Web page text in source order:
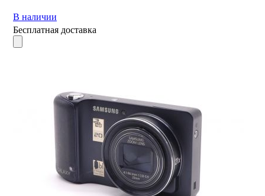
В наличии
Бесплатная доставка